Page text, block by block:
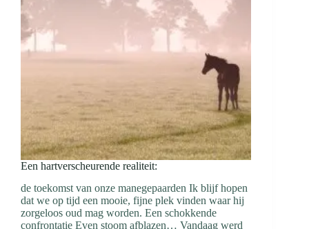
Een hartverscheurende realiteit:
de toekomst van onze manegepaarden Ik blijf hopen
dat we op tijd een mooie, fijne plek vinden waar hij
zorgeloos oud mag worden. Een schokkende
confrontatie Even stoom afblazen… Vandaag werd